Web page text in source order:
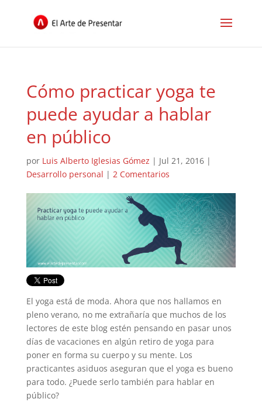
Cómo practicar yoga te
puede ayudar a hablar
en público
por Luis Alberto Iglesias Gómez | Jul 21, 2016|
Desarrollo personal | 2 Comentarios
El yoga está de moda. Ahora que nos hallamos en
pleno verano, no me extrañaría que muchos de los
lectores de este blog estén pensando en pasar unos
días de vacaciones en algún retiro de yoga para
poner en forma su cuerpo y su mente. Los
practicantes asiduos aseguran que el yoga es bueno
para todo. ¿Puede serlo también para hablar en
público?